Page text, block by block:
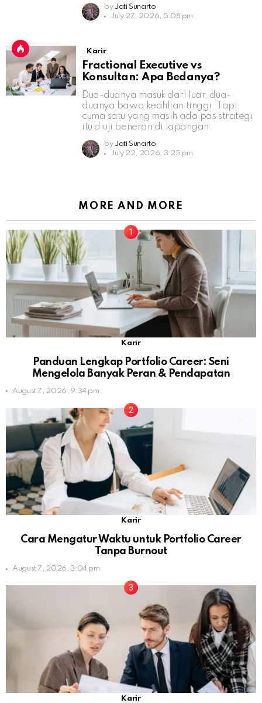
by Jati Sunarto
July 27, 2026, 5:08 pm
Karir
Fractional Executive vs
Konsultan: Apa Bedanya?
Dua-duanya masuk dari luar, dua-
duanya bawa keahlian tinggi. Tapi
cuma satu yang masih ada pas strategi
itu diuji beneran di lapangan.
by Jati Sunarto
July 22, 2026, 3:25 pm
MORE AND MORE
Karir
Panduan Lengkap Portfolio Career: Seni
Mengelola Banyak Peran & Pendapatan
August 7, 2026, 9:34 pm
Karir
Cara Mengatur Waktu untuk Portfolio Career
Tanpa Burnout
August 7, 2026, 3:04 pm
Karir